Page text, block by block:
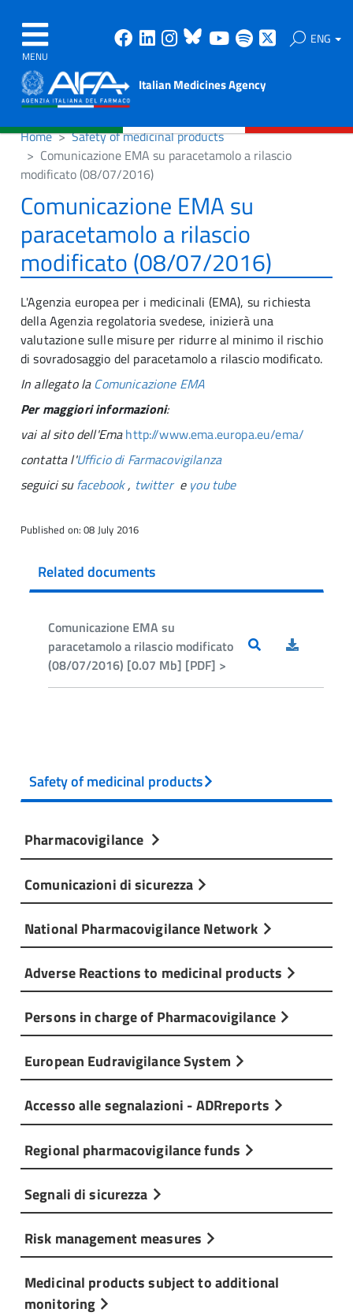
MENU
Facebook
Linkedin
Instagram
Bluesky
Youtube
Spotify ENG
Italian Medicines Agency
Home
Safety of medicinal products
Comunicazione EMA su paracetamolo a rilascio
modificato (08/07/2016)
Comunicazione EMA su
paracetamolo a rilascio
modificato (08/07/2016)
L'Agenzia europea per i medicinali (EMA), su richiesta
della Agenzia regolatoria svedese, inizierà una
valutazione sulle misure per ridurre al minimo il rischio
di sovradosaggio del paracetamolo a rilascio modificato.
In allegato laComunicazione EMA
Per maggiori informazioni:
vai al sito dell'Emahttp://www.ema.europa.eu/ema/
contatta l'Ufficio di Farmacovigilanza
seguici sufacebook, twitter e you tube
Published on: 08 July 2016
Related documents
Comunicazione EMA su
paracetamolo a rilascio modificato
(08/07/2016) [0.07 Mb] [PDF] >
Safety of medicinal products
Pharmacovigilance
Comunicazioni di sicurezza
National Pharmacovigilance Network
Adverse Reactions to medicinal products
Persons in charge of Pharmacovigilance
European Eudravigilance System
Accesso alle segnalazioni - ADRreports
Regional pharmacovigilance funds
Segnali di sicurezza
Risk management measures
Medicinal products subject to additional
monitoring